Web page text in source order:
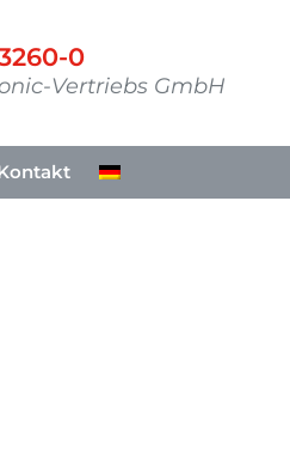
0
Vertriebs GmbH